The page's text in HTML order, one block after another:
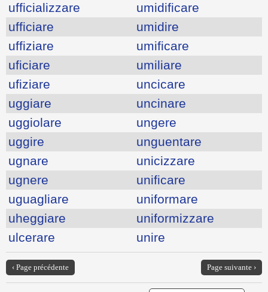
ufficializzare
umidificare
ufficiare
umidire
uffiziare
umificare
uficiare
umiliare
ufiziare
uncicare
uggiare
uncinare
uggiolare
ungere
uggire
unguentare
ugnare
unicizzare
ugnere
unificare
uguagliare
uniformare
uheggiare
uniformizzare
ulcerare
unire
‹ Page précédente Page suivante ›